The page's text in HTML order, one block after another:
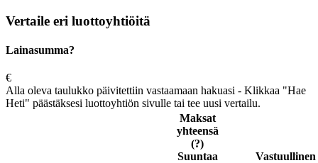
Vertaile eri luottoyhtiöitä
Lainasumma?
€
Alla oleva taulukko päivitettiin vastaamaan hakuasi - Klikkaa "Hae
Heti" päästäksesi luottoyhtiön sivulle tai tee uusi vertailu.
Maksat
yhteensä
(?)
Suuntaa
Vastuullinen